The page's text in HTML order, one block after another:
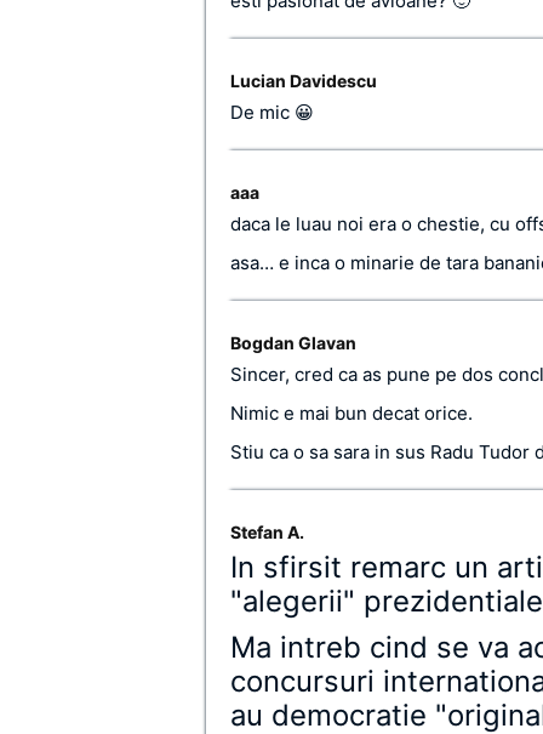
Lucian Davidescu
De mic 😀
aaa
daca le luau noi era o chestie, cu
asa… e inca o minarie de tara
Bogdan Glavan
Sincer, cred ca as pune pe dos
Nimic e mai bun decat orice.
Stiu ca o sa sara in sus Radu Tudor
Stefan A.
In sfirsit remarc un
"alegerii"
Ma intreb cind se va
concursuri
au democratie